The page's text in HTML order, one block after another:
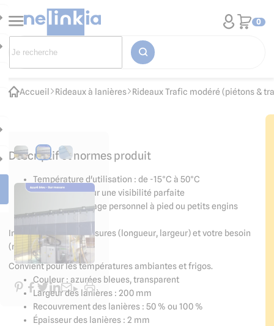
0
Accueil Rideaux à lanières Rideaux Trafic modéré (piétons &
Descriptif et normes produit
Température d'utilisation : de -15°C à 50°C
Transparent pour une visibilité parfaite
Idéal pour passage personnel à pied ou petits engins
(transpalette...)
Indiquez-nous vos mesures (longueur, largeur) et votre besoin
(recouvrement) !
Convient pour les températures ambiantes et frigos.
Couleur : azurées bleues, transparent
Largeur des lanières : 200 mm
Recouvrement des lanières : 50 % ou 100 %
Épaisseur des lanières : 2 mm